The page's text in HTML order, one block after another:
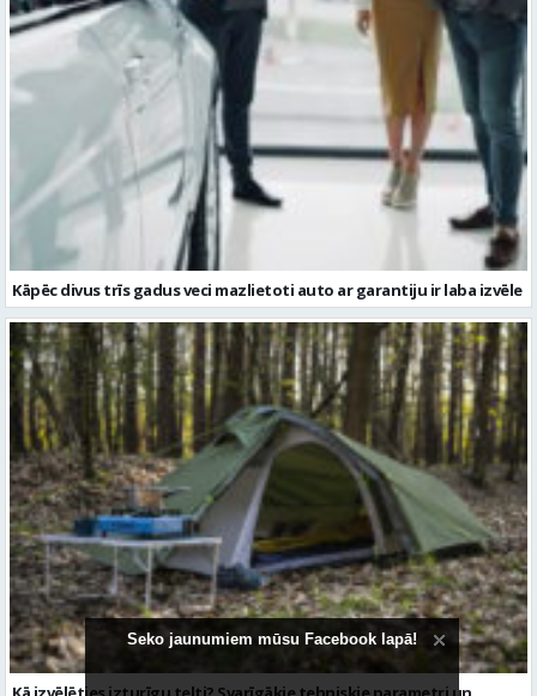
Kāpēc divus trīs gadus veci mazlietoti auto ar garantiju ir laba izvēle
Seko jaunumiem mūsu Facebook lapā!